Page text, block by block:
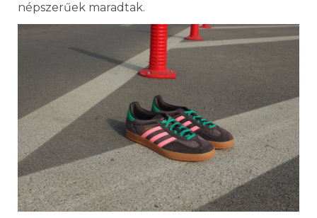
népszerűek maradtak.